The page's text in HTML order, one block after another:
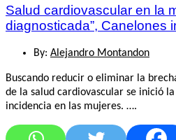
Salud cardiovascular en la
diagnosticada”, Canelones
By: Alejandro Montandon
Buscando reducir o eliminar la
de la salud cardiovascular se inició
incidencia en las mujeres. ….